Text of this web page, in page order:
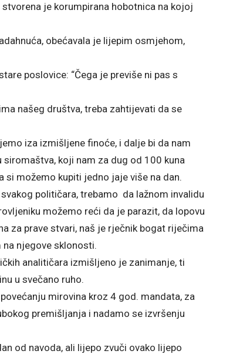
je korumpirana hobotnica na kojoj
obećavala je lijepim osmjehom,
poslovice: “Čega je previše ni pas s
našeg društva, treba zahtijevati da se
iza izmišljene finoće, i dalje bi da nam
koji nam za dug od 100 kuna
si možemo kupiti jedno jaje više na dan.
političara, trebamo da lažnom invalidu
možemo reći da je parazit, da lopovu
za prave stvari, naš je rječnik bogat riječima
njegove sklonosti.
analitičara izmišljeno je zanimanje, ti
u svečano ruho.
mirovina kroz 4 god. mandata, za
premišljanja i nadamo se izvršenju
od navoda, ali lijepo zvuči ovako lijepo